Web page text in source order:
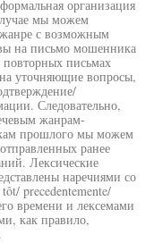
организация
мы можем
с возможным
на письмо мошенника
повторных письмах
уточняющие вопросы,
Следовательно,
жанрам-
прошлого мы можем
ранее
Лексические
наречиями со
precedentemente/
времени и лексемами
как правило,